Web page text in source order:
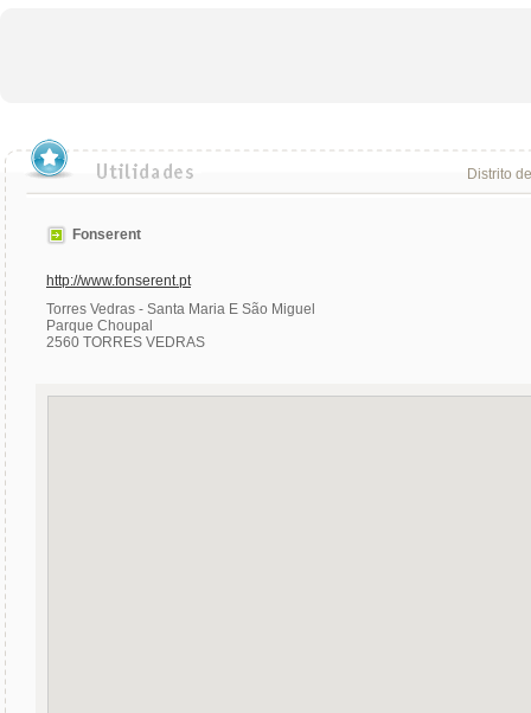
Distrito de
Fonserent
http://www.fonserent.pt
Torres Vedras - Santa Maria E São Miguel
Parque Choupal
2560 TORRES VEDRAS